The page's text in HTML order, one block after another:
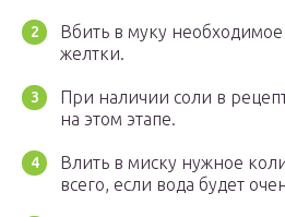
Вбить в муку
желтки.
При наличии соли в
на этом этапе.
Влить в миску нужное
всего, если вода будет